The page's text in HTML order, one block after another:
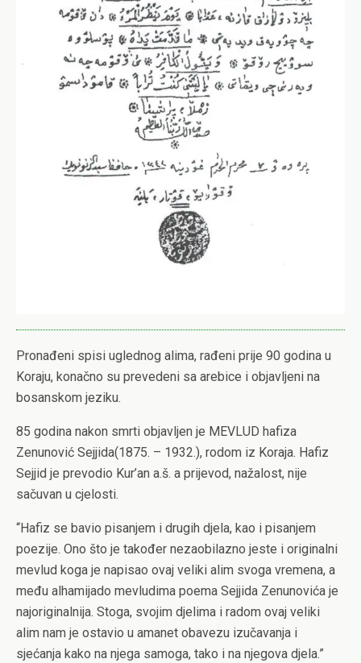
Pronađeni spisi uglednog alima, rađeni prije 90 godina u
Koraju, konačno su prevedeni sa arebice i objavljeni na
bosanskom jeziku.
85 godina nakon smrti objavljen je MEVLUD hafiza
Zenunović Sejjida(1875. – 1932.), rodom iz Koraja. Hafiz
Sejjid je prevodio Kur’an a.š. a prijevod, nažalost, nije
sačuvan u cjelosti.
“Hafiz se bavio pisanjem i drugih djela, kao i pisanjem
poezije. Ono što je također nezaobilazno jeste i originalni
mevlud koga je napisao ovaj veliki alim svoga vremena, a
među alhamijado mevludima poema Sejjida Zenunovića je
najoriginalnija. Stoga, svojim djelima i radom ovaj veliki
alim nam je ostavio u amanet obavezu izučavanja i
sjećanja kako na njega samoga, tako i na njegova djela.”